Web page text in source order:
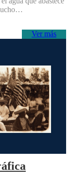
Ver más